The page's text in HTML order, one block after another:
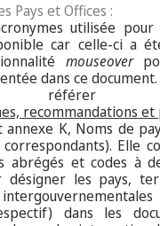
Pays et Offices :
utilisée pour
car celle-ci a
mouseover
dans ce document.
recommandations
annexe K, Noms de
Elle
abrégés et codes à
désigner les pays,
dans les